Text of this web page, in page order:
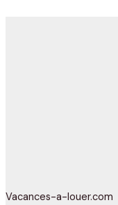
Vacances-a-louer.com